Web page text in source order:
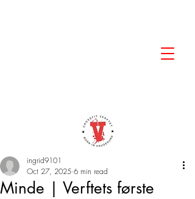
Minde | Verftets første
ingrid9101
Oct 27, 2025 6 min read